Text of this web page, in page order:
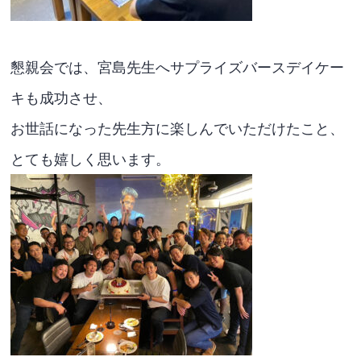
懇親会では、宮島先生へサプライズバースデイケー
キも成功させ、
お世話になった先生方に楽しんでいただけたこと、
とても嬉しく思います。